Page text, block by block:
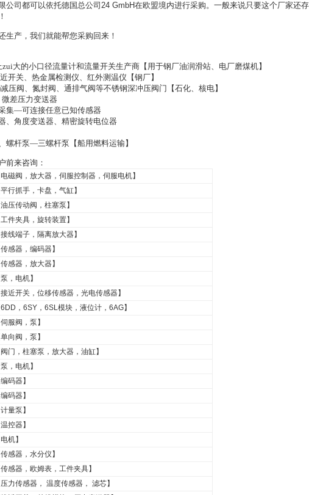
公司都可以依托德国总公司24 GmbH在欧盟境内进行采购。一般来说只要这个厂家还
生产，我们就能帮您采购回来！
大的小口径流量计和流量开关生产商【用于钢厂油润滑站、电厂磨煤机】
开关、热金属检测仪、红外测温仪【钢厂】
压阀、氮封阀、通排气阀等不锈钢深冲压阀门【石化、核电】
差压力变送器
集—可连接任意已知传感器
、角度变送器、精密旋转电位器
螺杆泵—三螺杆泵【船用燃料运输】
前来咨询：
电磁阀，放大器，伺服控制器，伺服电机】
平行抓手，卡盘，气缸】
油压传动阀，柱塞泵】
工件夹具，旋转装置】
接线端子，隔离放大器】
传感器，编码器】
传感器，放大器】
泵，电机】
接近开关，位移传感器，光电传感器】
6DD，6SY，6SL模块，液位计，6AG】
伺服阀，泵】
单向阀，泵】
阀门，柱塞泵，放大器，油缸】
泵，电机】
编码器】
编码器】
计量泵】
温控器】
电机】
传感器，水分仪】
传感器，欧姆表，工件夹具】
压力传感器， 温度传感器， 滤芯】